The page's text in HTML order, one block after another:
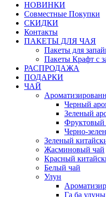
НОВИНКИ
Совместные Покупки
СКИДКИ
Контакты
ПАКЕТЫ ДЛЯ ЧАЯ
Пакеты для
Пакеты Крафт с
РАСПРОДАЖА
ПОДАРКИ
ЧАЙ
Черный
Зеленый
Фруктовый
Черно-
Зеленый
Жасминовый чай
Красный
Белый чай
Улун
Га ба улуны